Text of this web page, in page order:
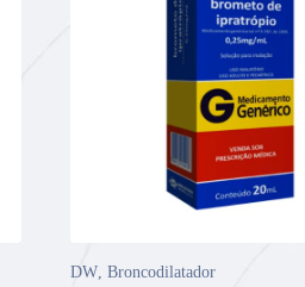
DW, Broncodilatador